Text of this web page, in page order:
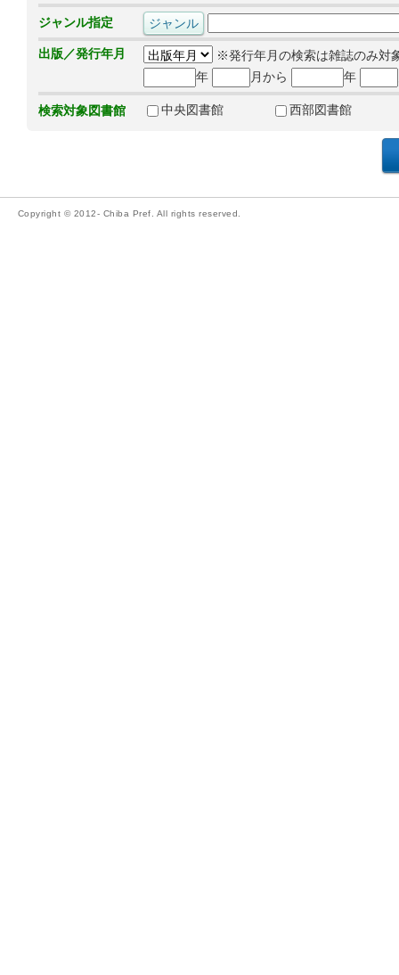
ジャンル指定
出版／発行年月
※発行年月の検索は雑誌のみ対
年
月から 年
検索対象図書館 中央図書館 西部図書館
Copyright © 2012- Chiba Pref. All rights reserved.